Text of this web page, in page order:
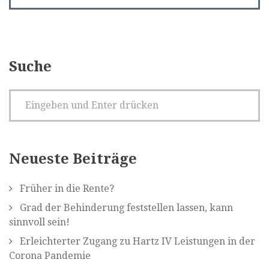
Suche
Neueste Beiträge
Früher in die Rente?
Grad der Behinderung feststellen lassen, kann
sinnvoll sein!
Erleichterter Zugang zu Hartz IV Leistungen in der
Corona Pandemie